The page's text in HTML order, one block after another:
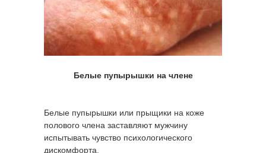
Белые пупырышки на члене
Белые пупырышки или прыщики на коже
полового члена заставляют мужчину
испытывать чувство психологического
дискомфорта.